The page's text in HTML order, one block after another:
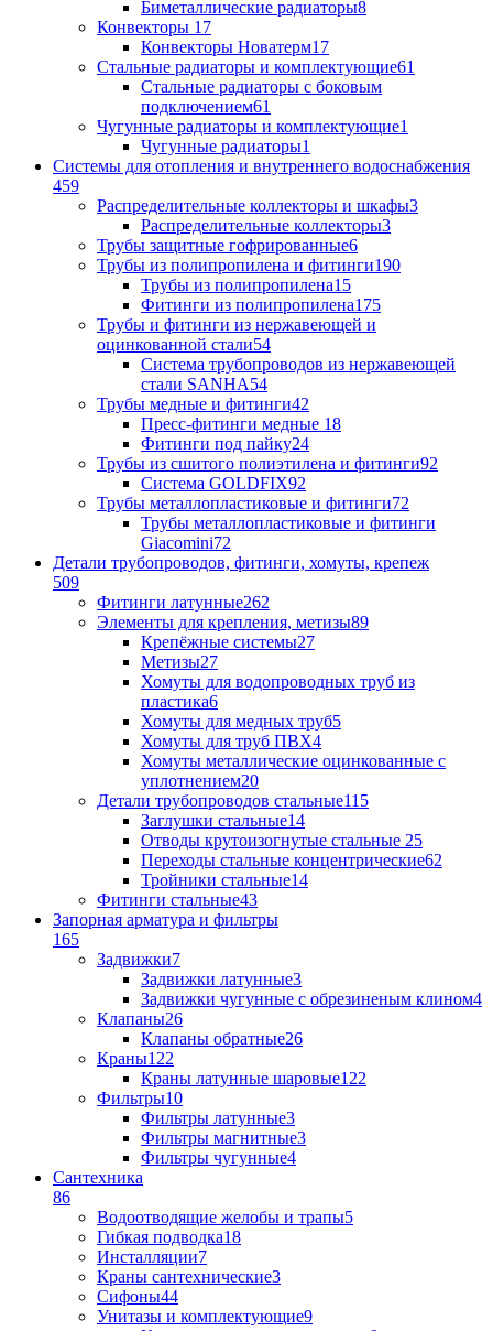
Биметаллические радиаторы8
Конвекторы 17
Конвекторы Новатерм17
Стальные радиаторы и комплектующие61
Стальные радиаторы с боковым
подключением61
Чугунные радиаторы и комплектующие1
Чугунные радиаторы1
Системы для отопления и внутреннего водоснабжения
459
Распределительные коллекторы и шкафы3
Распределительные коллекторы3
Трубы защитные гофрированные6
Трубы из полипропилена и фитинги190
Трубы из полипропилена15
Фитинги из полипропилена175
Трубы и фитинги из нержавеющей и
оцинкованной стали54
Система трубопроводов из нержавеющей
стали SANHA54
Трубы медные и фитинги42
Пресс-фитинги медные 18
Фитинги под пайку24
Трубы из сшитого полиэтилена и фитинги92
Система GOLDFIX92
Трубы металлопластиковые и фитинги72
Трубы металлопластиковые и фитинги
Giacomini72
Детали трубопроводов, фитинги, хомуты, крепеж
509
Фитинги латунные262
Элементы для крепления, метизы89
Крепёжные системы27
Метизы27
Хомуты для водопроводных труб из
пластика6
Хомуты для медных труб5
Хомуты для труб ПВХ4
Хомуты металлические оцинкованные с
уплотнением20
Детали трубопроводов стальные115
Заглушки стальные14
Отводы крутоизогнутые стальные 25
Переходы стальные концентрические62
Тройники стальные14
Фитинги стальные43
Запорная арматура и фильтры
165
Задвижки7
Задвижки латунные3
Задвижки чугунные с обрезиненым клином4
Клапаны26
Клапаны обратные26
Краны122
Краны латунные шаровые122
Фильтры10
Фильтры латунные3
Фильтры магнитные3
Фильтры чугунные4
Сантехника
86
Водоотводящие желобы и трапы5
Гибкая подводка18
Инсталляции7
Краны сантехнические3
Сифоны44
Унитазы и комплектующие9